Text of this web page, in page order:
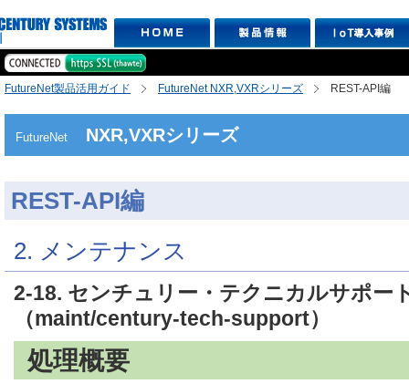
FutureNet製品活用ガイド FutureNet NXR,VXRシリーズ REST-API編
FutureNet NXR,VXRシリーズ
REST-API編
2. メンテナンス
2-18. センチュリー・テクニカルサポー
（maint/century-tech-support）
処理概要